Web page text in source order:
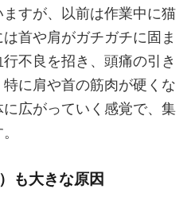
すが、以前は作業中に猫
首や肩がガチガチに固ま
不良を招き、頭痛の引き
に肩や首の筋肉が硬くな
広がっていく感覚で、集
も大きな原因